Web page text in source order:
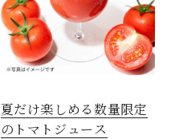
夏だけ楽しめる数量限定
のトマトジュース